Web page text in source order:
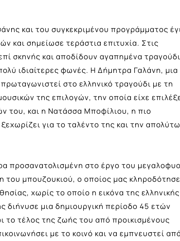
και του συγκεκριμένου προγράμματος
και σημείωσε τεράστια επιτυχία. Στις
σκηνής και αποδίδουν αγαπημένα
ιδιαίτερες φωνές. Η Δήμητρα Γαλάνη, μια
στο ελληνικό τραγούδι με τη
της επιλογών, την οποία είχε
του, και η Νατάσσα Μποφίλιου, η πιο
για το ταλέντο της και την
προσανατολισμένη στο έργο του
του μπουζουκιού, ο οποίος μας κληροδότησε
χωρίς το οποίο η εικόνα της ελληνικής
διήνυσε μια δημιουργική περίοδο 45 ετών
το τέλος της ζωής του από προικισμένους
με το κοινό και να εμπνευστεί